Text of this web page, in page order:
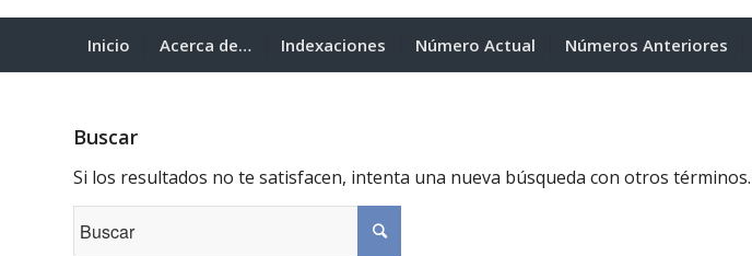
Inicio Acerca de… Indexaciones Número Actual Números Anteriores
Buscar
Si los resultados no te satisfacen, intenta una nueva búsqueda con otros términos.